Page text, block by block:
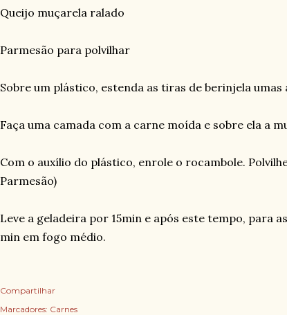
Queijo muçarela ralado
Parmesão para polvilhar
Sobre um plástico, estenda as tiras de berinjela umas
Faça uma camada com a carne moída e sobre ela a
Com o auxílio do plástico, enrole o rocambole.
Parmesão)
Leve a geladeira por 15min e após este tempo, para
min em fogo médio.
Compartilhar
Marcadores: Carnes